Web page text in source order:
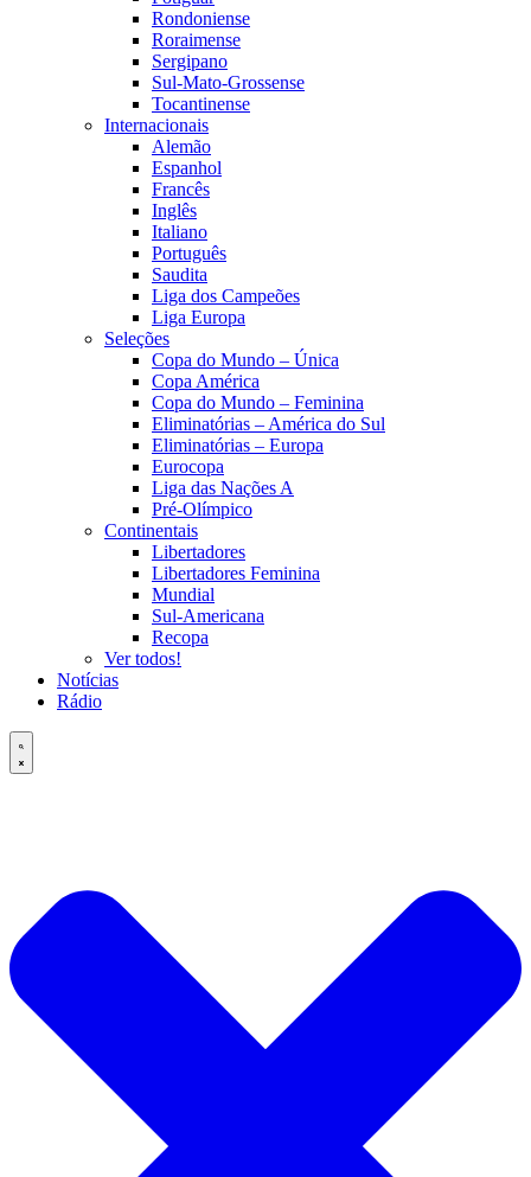
Rondoniense
Roraimense
Sergipano
Sul-Mato-Grossense
Tocantinense
Internacionais
Alemão
Espanhol
Francês
Inglês
Italiano
Português
Saudita
Liga dos Campeões
Liga Europa
Seleções
Copa do Mundo – Única
Copa América
Copa do Mundo – Feminina
Eliminatórias – América do Sul
Eliminatórias – Europa
Eurocopa
Liga das Nações A
Pré-Olímpico
Continentais
Libertadores
Libertadores Feminina
Mundial
Sul-Americana
Recopa
Ver todos!
Notícias
Rádio